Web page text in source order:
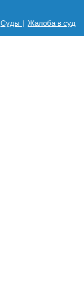
Суды | Жалоба в суд